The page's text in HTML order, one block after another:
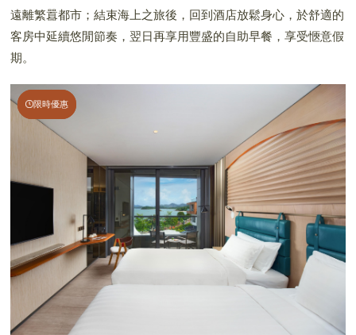
遠離繁囂都市；結束海上之旅後，回到酒店放鬆身心，於舒適的
客房中延續悠閒節奏，翌日再享用豐盛的自助早餐，享受愜意假
期。
限時優惠
限時優惠